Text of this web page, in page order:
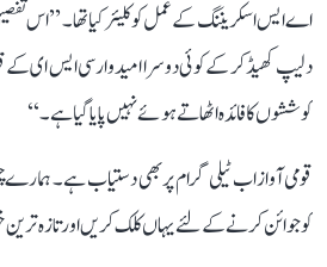
اے ایس اسکریننگ کے عمل کو کلیئر کیا تھا۔ ’’اس
دلیپ کھیڈکر کے کوئی دوسرا امیدوار سی ایس ای
کوششوں کا فائدہ اٹھاتے ہوئے نہیں پایا گیا ہے۔‘‘
قومی آواز اب ٹیلی گرام پر بھی دستیاب ہے۔
کو جوائن کرنے کے لئے یہاں کلک کریں اور تازہ